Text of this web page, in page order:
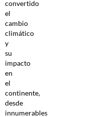
convertido
el
cambio
climático
y
su
impacto
en
el
continente,
desde
innumerables